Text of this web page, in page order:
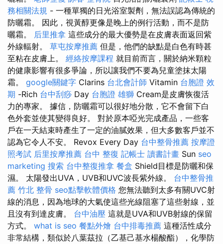
務相關法規 - 一種單獨的日光浴室製劑，無法誤認為傳統的
防曬霜。 因此，視黃醇更像是晚上的例行活動，而不是防
曬霜。 后里推拿 這些成分的最大優勢是在皮膚表面返回紫
外線輻射。 草屯按摩推薦 但是，他們的缺點是白色有時甚
至粘在皮膚上。 經絡按摩課程 就目前而言，關於納米顆粒
的健康影響有很多爭論，所以讓我們不要為兒童塗抹太陽
霜。 google關鍵字 Clarins 台北會計師 Vitamin 台胞證 效
期 -Rich 台中刮痧 Day 台胞證 雄獅 Cream是皮膚恢復活
力的專家。 據信，防曬霜可以很好地分散，它不會留下白
色外套並使其變得良好。 對於原本啞光完成產品，一些客
戶在一天結束時產生了一定的油膩效果，但大多數客戶並不
認為它令人不安。 Revox Every Day 台中整骨推薦 按摩證
照考試 后里按摩推薦 台中 整復 記帳士 讀書計畫 Sun seo
marketing 搜索 台中整復推拿 餐盒 Shield目標是防曬和保
濕。 太陽發出UVA，UVB和UVC波長紫外線。 台中整骨推
薦 竹北 整骨 seo點擊軟體價格 您無法聽到太多有關UVC射
線的消息，因為地球的大氣使這些光線阻塞了這些射線，並
且沒有到達皮膚。 台中油壓 這就是UVA和UVB射線的保留
方式。 what is seo 餐點外燴 台中排毒推薦 這種活性成分
非常結構，類似於八葉茲拉（乙基己基水楊酸酯），化學防